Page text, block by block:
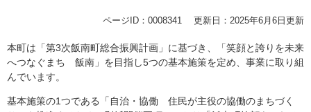
ページID：0008341 更新日：2025年6月6日更新
本町は「第3次飯南町総合振興計画」に基づき、「笑顔と誇りを未来
へつなぐまち 飯南」を目指し5つの基本施策を定め、事業に取り組
んでいます。
基本施策の1つである「自治・協働 住民が主役の協働のまちづく